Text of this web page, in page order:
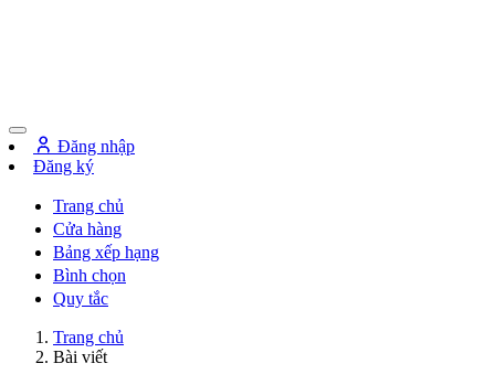
Đăng nhập
Đăng ký
Trang chủ
Cửa hàng
Bảng xếp hạng
Bình chọn
Quy tắc
Trang chủ
Bài viết